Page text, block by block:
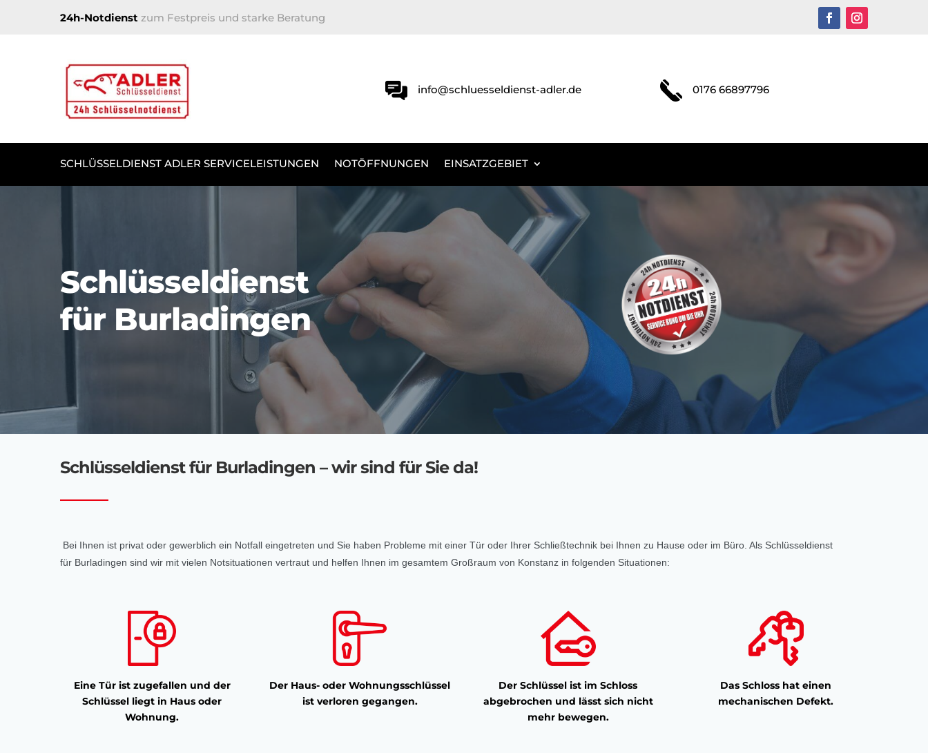
24h-Notdienst zum Festpreis und starke Beratung
info@schluesseldienst-adler.de 0176 66897796
SCHLÜSSELDIENST ADLER SERVICELEISTUNGEN NOTÖFFNUNGEN EINSATZGEBIET
Schlüsseldienst
für Burladingen
Schlüsseldienst für Burladingen – wir sind für Sie da!
Bei Ihnen ist privat oder gewerblich ein Notfall eingetreten und Sie haben Probleme mit einer Tür oder Ihrer Schließtechnik bei Ihnen zu Hause oder im Büro. Als Schlüsseldienst
für Burladingen sind wir mit vielen Notsituationen vertraut und helfen Ihnen im gesamtem Großraum von Konstanz in folgenden Situationen:
Eine Tür ist zugefallen und der
Schlüssel liegt in Haus oder
Wohnung.
Der Haus- oder Wohnungsschlüssel
ist verloren gegangen.
Der Schlüssel ist im Schloss
abgebrochen und lässt sich nicht
mehr bewegen.
Das Schloss hat einen
mechanischen Defekt.